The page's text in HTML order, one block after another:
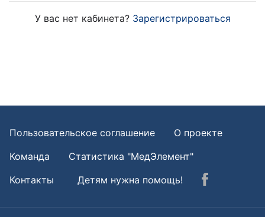
У вас нет кабинета? Зарегистрироваться
Пользовательское соглашение
О проекте
Команда
Статистика "МедЭлемент"
Контакты
Детям нужна помощь!